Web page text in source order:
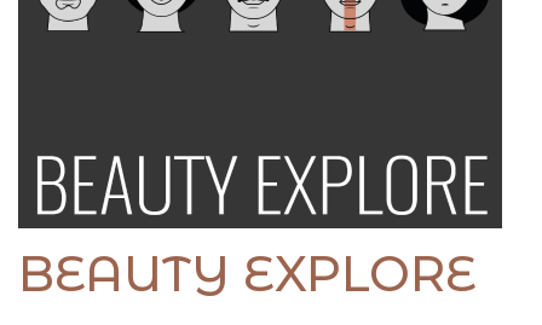
BEAUTY EXPLORE